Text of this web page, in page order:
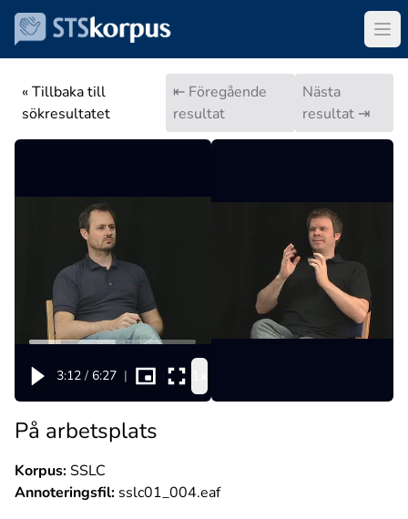
« Tillbaka till
sökresultatet
⇤ Föregående
resultat
Nästa
resultat ⇥
3:12 / 6:27 |
På arbetsplats
Korpus:SSLC
Annoteringsfil: sslc01_004.eaf